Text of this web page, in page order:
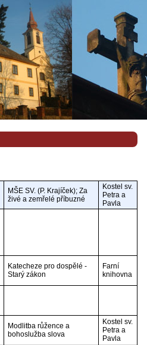
MŠE SV. (P. Krajíček); Za
živé a zemřelé příbuzné
Kostel sv.
Petra a
Pavla
Katecheze pro dospělé -
Starý zákon
Farní
knihovna
Modlitba růžence a
bohoslužba slova
Kostel sv.
Petra a
Pavla